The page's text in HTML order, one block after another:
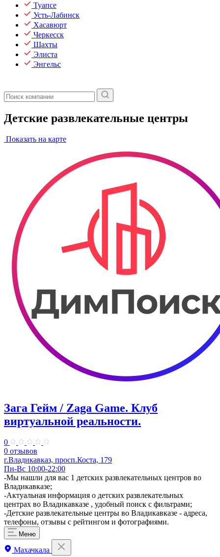
Туапсе
Усть-Лабинск
Хасавюрт
Черкесск
Шахты
Элиста
Энгельс
Детские развлекательные центры
Показать на карте
Зага Гейм / Zaga Game. Клуб
виртуальной реальности.
0
0 отзывов
г.Владикавказ, просп.Коста, 179
Пн-Вс 10:00-22:00
-Мы нашли для вас 1 детских развлекательных центров во
Владикавказе;
-Актуальная информация о детских развлекательных
центрах во Владикавказе , удобный поиск с фильтрами;
-Детские развлекательные центры во Владикавказе - адреса,
телефоны, отзывы с рейтингом и фотографиями.
Меню
Махачкала